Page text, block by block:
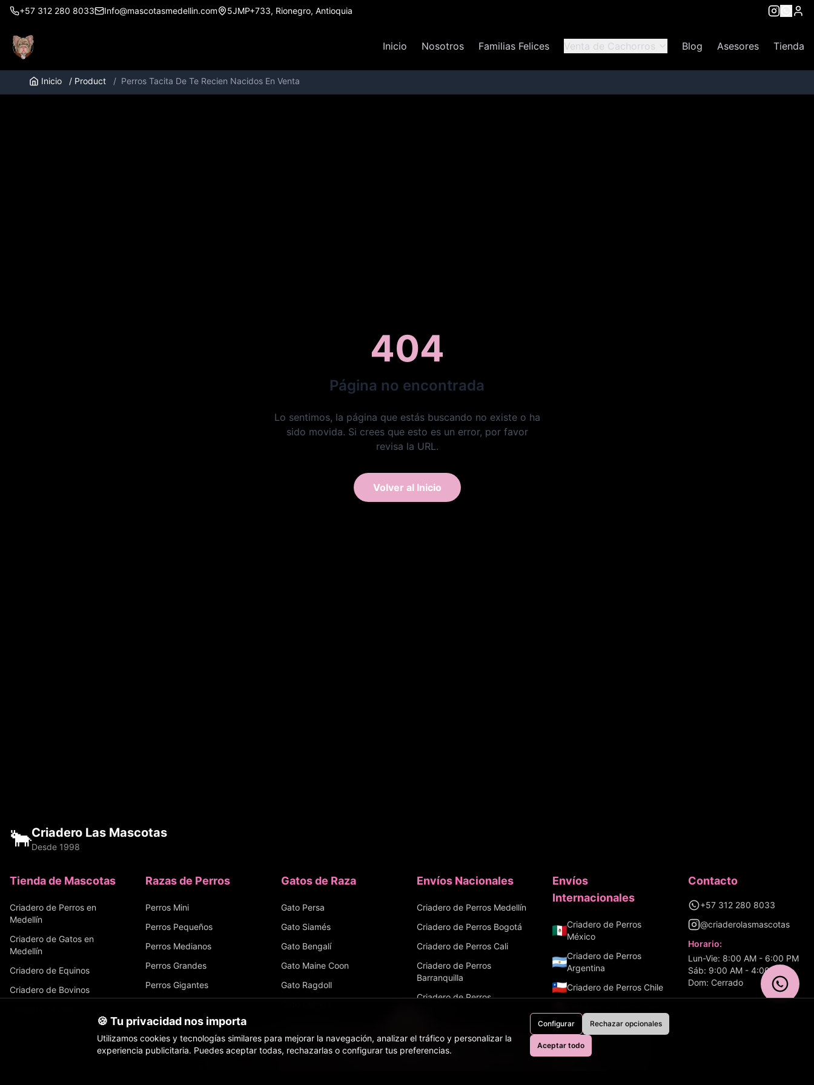
+57 312 280 8033 Info@mascotasmedellin.com 5JMP+733, Rionegro, Antioquia
Inicio Nosotros Familias Felices Venta de Cachorros Blog Asesores Tienda
Inicio / Product / Perros Tacita De Te Recien Nacidos En Venta
404
Página no encontrada
Lo sentimos, la página que estás buscando no existe o ha
sido movida. Si crees que esto es un error, por favor
revisa la URL.
Volver al Inicio
Inicio Perros Gatos Tienda Equinos
🐂Criadero Las Mascotas
Desde 1998
Tienda de Mascotas
Criadero de Perros en
Medellín
Criadero de Gatos en
Medellín
Criadero de Equinos
Criadero de Bovinos
Razas de Perros
Perros Mini
Perros Pequeños
Perros Medianos
Perros Grandes
Perros Gigantes
Gatos de Raza
Gato Persa
Gato Siamés
Gato Bengalí
Gato Maine Coon
Gato Ragdoll
Gato Ruso Azul
Envíos Nacionales
Criadero de Perros Medellín
Criadero de Perros Bogotá
Criadero de Perros Cali
Criadero de Perros
Barranquilla
Criadero de Perros
Bucaramanga
Envíos
Internacionales
Criadero de Perros
México
Criadero de Perros
Argentina
Criadero de Perros Chile
Criadero de Perros
Ecuador
Criadero de Perros
Contacto
+57 312 280 8033
@criaderolasmascotas
Horario:
Lun-Vie: 8:00 AM - 6:00 PM
Sáb: 9:00 AM - 4:00 PM
Dom: Cerrado
🍪 Tu privacidad nos importa
Utilizamos cookies y tecnologías similares para mejorar la navegación, analizar el tráfico y personalizar la
experiencia publicitaria. Puedes aceptar todas, rechazarlas o configurar tus preferencias.
Configurar Rechazar opcionales
Aceptar todo